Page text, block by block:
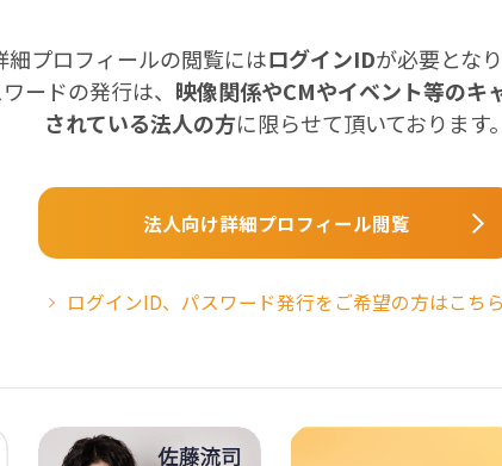
細プロフィールの閲覧にはログインIDが必要となり
ードの発行は、 映像関係やCMやイベント等のキ
されている法人の方に限らせて頂いております。
法人向け詳細プロフィール閲覧
ログインID、パスワード発行をご希望の方はこちら